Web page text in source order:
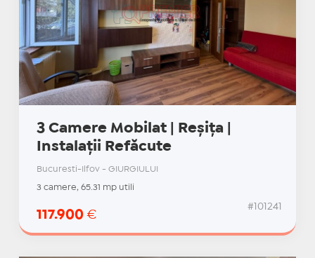
3 Camere Mobilat | Reșița |
Instalații Refăcute
Bucuresti-Ilfov - GIURGIULUI
3 camere, 65.31 mp utili
117.900 €
#101241